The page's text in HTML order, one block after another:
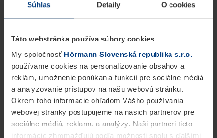
Súhlas Detaily O cookies
Táto webstránka používa súbory cookies
My spoločnosť Hörmann Slovenská republika s.r.o.
používame cookies na personalizovanie obsahov a
reklám, umožnenie ponúkania funkcií pre sociálne médiá
a analyzovanie prístupov na našu webovú stránku.
Okrem toho informácie ohľadom Vášho používania
webovej stránky postupujeme na našich partnerov pre
sociálne médiá, reklamu a analýzy. Naši partneri tieto
informácie zhromažďujú podľa možnosti spolu s ďalšími
Zadajte, prosím, výrobné číslo zákazky: